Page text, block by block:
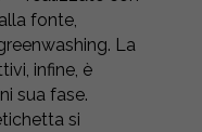
fonte,
La
infine, è
sua fase.
si